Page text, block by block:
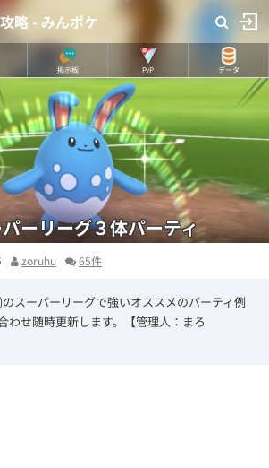
略 - みんポケ
掲示板 PvP データ
ーリーグ３体パーティ
zoruhu 65件
スーパーリーグで強いオススメのパーティ例
わせ随時更新します。【管理人：まろ